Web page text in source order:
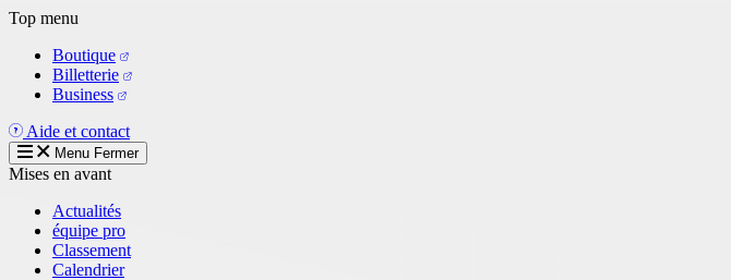
Aller
contenu
principal
Top menu
Boutique
Billetterie
Business
Aide et contact
Menu Fermer
Mises en avant
Actualités
équipe pro
Classement
Calendrier